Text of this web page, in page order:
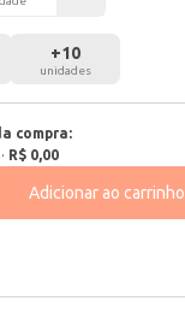
+10
unidades
compra:
· R$ 0,00
Adicionar ao carrinho